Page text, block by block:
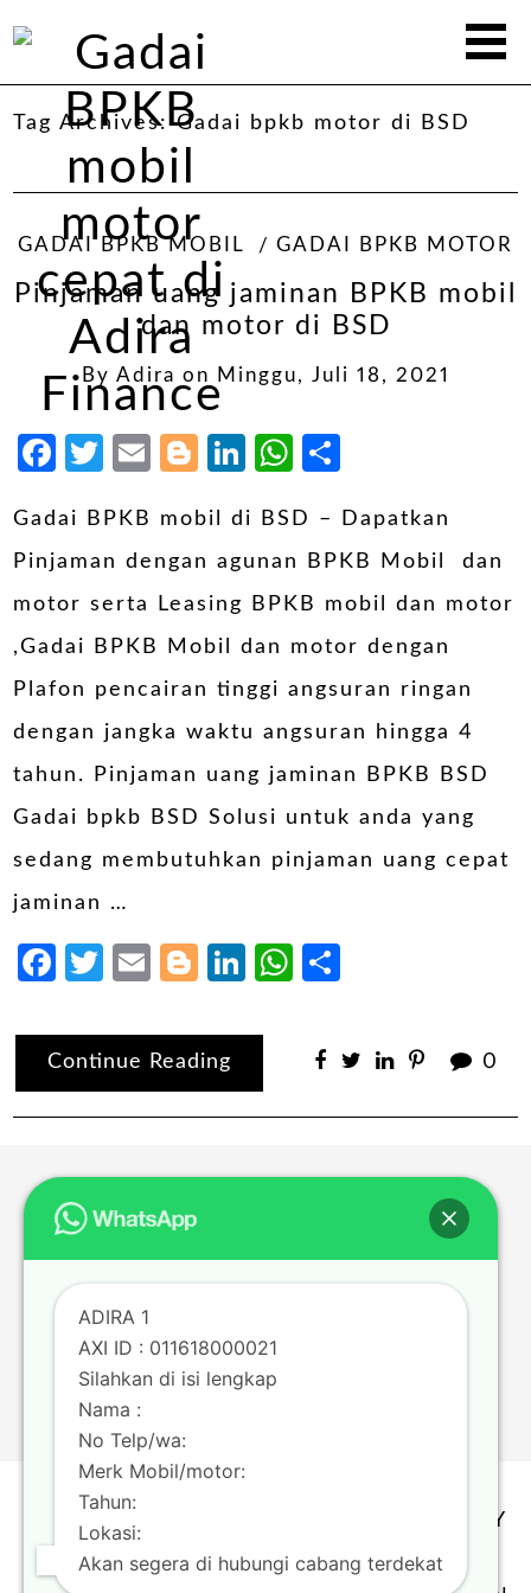
Tag Archives:Gadai bpkb motor di BSD
GADAI BPKB MOBIL GADAI BPKB MOTOR
Pinjaman uang jaminan BPKB mobil
dan motor di BSD
By Adira on Minggu, Juli 18, 2021
Facebook
Twitter
EmailBlogger
LinkedIn
WhatsApp
Gadai BPKB mobil di BSD – Dapatkan
Pinjaman dengan agunan BPKB Mobil dan
motor serta Leasing BPKB mobil dan motor
,Gadai BPKB Mobil dan motor dengan
Plafon pencairan tinggi angsuran ringan
dengan jangka waktu angsuran hingga 4
tahun. Pinjaman uang jaminan BPKB BSD
Gadai bpkb BSD Solusi untuk anda yang
sedang membutuhkan pinjaman uang cepat
jaminan …
Facebook
Twitter
EmailBlogger
LinkedIn
WhatsApp
Continue Reading 0
TERMS & CONDITION | PRIVACY POLICY
Copyright @ Adira Finance Berizin dan
ADIRA 1
AXI ID : 011618000021
Silahkan di isi lengkap
Nama :
No Telp/wa:
Merk Mobil/motor:
Tahun:
Lokasi:
Akan segera di hubungi cabang terdekat